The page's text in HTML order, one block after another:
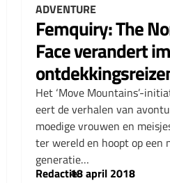
ADVENTURE
Femquiry: The
Face verandert
Het ‘Move Mountains’-
eert de verhalen van
moedige vrouwen en
ter wereld en hoopt op een
generatie…
Redactie
–
18 april 2018